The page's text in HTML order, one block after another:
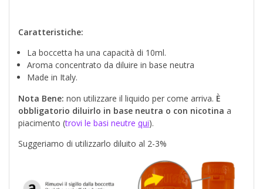
Caratteristiche:
La boccetta ha una capacità di 10ml.
Aroma concentrato da diluire in base neutra
Made in Italy.
Nota Bene: non utilizzare il liquido per come arriva. È
obbligatorio diluirlo in base neutra o con nicotina a
piacimento (trovi le basi neutre qui).
Suggeriamo di utilizzarlo diluito al 2-3%